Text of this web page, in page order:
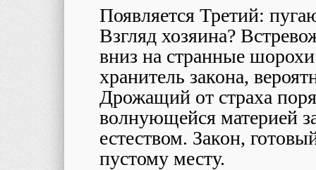
Появляется Третий:
Взгляд хозяина?
вниз на странные
хранитель закона,
Дрожащий от страха
волнующейся материей
естеством. Закон,
пустому месту.